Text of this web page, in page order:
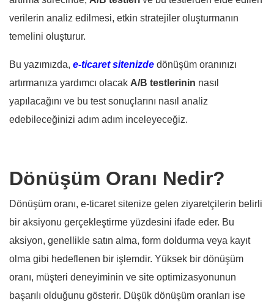
verilerin analiz edilmesi, etkin stratejiler oluşturmanın
temelini oluşturur.
Bu yazımızda, e-ticaret sitenizde dönüşüm oranınızı
artırmanıza yardımcı olacak A/B testlerinin nasıl
yapılacağını ve bu test sonuçlarını nasıl analiz
edebileceğinizi adım adım inceleyeceğiz.
Dönüşüm Oranı Nedir?
Dönüşüm oranı, e-ticaret sitenize gelen ziyaretçilerin belirli
bir aksiyonu gerçekleştirme yüzdesini ifade eder. Bu
aksiyon, genellikle satın alma, form doldurma veya kayıt
olma gibi hedeflenen bir işlemdir. Yüksek bir dönüşüm
oranı, müşteri deneyiminin ve site optimizasyonunun
başarılı olduğunu gösterir. Düşük dönüşüm oranları ise